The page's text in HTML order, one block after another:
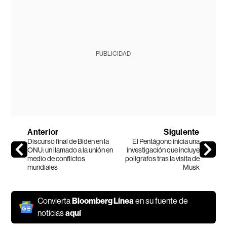
PUBLICIDAD
Anterior
Discurso final de Biden en la
ONU: un llamado a la unión en
medio de conflictos
mundiales
Siguiente
El Pentágono inicia una
investigación que incluye
polígrafos tras la visita de
Musk
ConviertaBloomberg Línea en su fuente de
noticiasaquí